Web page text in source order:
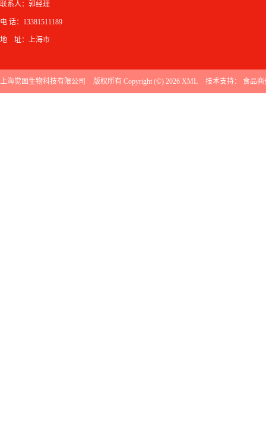
联系人：郭经理
电 话：13381511189
地 址：上海市
上海觉图生物科技有限公司 版权所有 Copyright (©) 2026 XML 技术支持： 食品商